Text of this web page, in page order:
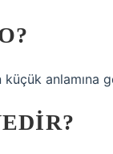
anlamına